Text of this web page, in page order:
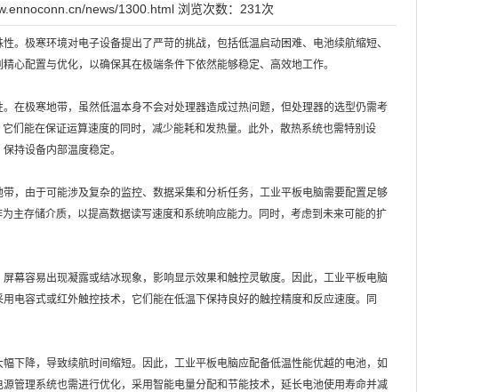
news/1300.html 浏览次数： 231次
。极寒环境对电子设备提出了严苛的挑战，包括低温启动困难、电池续航缩短、
心配置与优化，以确保其在极端条件下依然能够稳定、高效地工作。
在极寒地带，虽然低温本身不会对处理器造成过热问题，但处理器的选型仍需考
们能在保证运算速度的同时，减少能耗和发热量。此外，散热系统也需特别设
持设备内部温度稳定。
，由于可能涉及复杂的监控、数据采集和分析任务，工业平板电脑需要配置足够
主存储介质，以提高数据读写速度和系统响应能力。同时，考虑到未来可能的扩
幕容易出现凝露或结冰现象，影响显示效果和触控灵敏度。因此，工业平板电脑
电容式或红外触控技术，它们能在低温下保持良好的触控精度和反应速度。同
下降，导致续航时间缩短。因此，工业平板电脑应配备低温性能优越的电池，如
管理系统也需进行优化，采用智能电量分配和节能技术，延长电池使用寿命并减